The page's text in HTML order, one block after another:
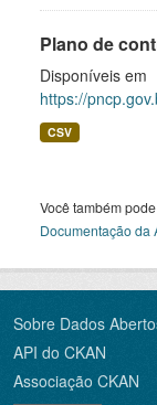
Plano de
Disponíveis em
https://
CSV
Você também
Documentação da
Sobre Dados
API do CKAN
Associação CKAN